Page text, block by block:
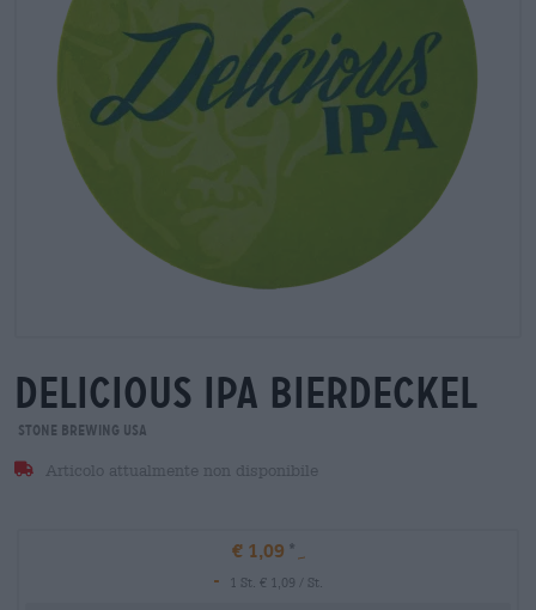
delicious ipa bierdeckel
Stone Brewing USA
Articolo attualmente non disponibile
€ 1,09
-
1 St. € 1,09 / St.